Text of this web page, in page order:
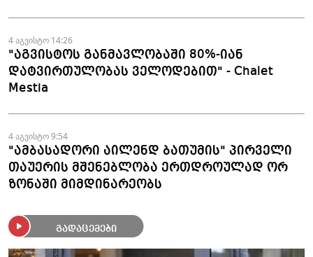
4 აგვისტო 14:26
"აგვისტოს განმავლობაში 80%-იან
დატვირთულობას ველოდებით" - Chalet
Mestia
4 აგვისტო 9:54
"ამბასადორი აილენდ ბათუმის" პირველი
თაუერის მშენებლობა ერთდროულად ორ
ზონაში მიმდინარეობს
გადაცემები